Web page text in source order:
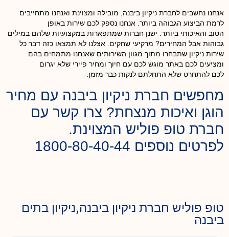
אנחנו נחשבים לחברת ניקיון ביבנה, מובילה ומצוינת ואנחנו מתחייבים
לרמת הביצוע הגבוהה ביותר. אנחנו נספק לכם שירות באופן
הטוב והאיכותי ביותר. ישנן חברות שמתפארות במקצועיות שלהם במילים
גבוהות אבל המחירים? מרקיעי שחקים. אצלנו לא תמצאו כזה דבר כל
שירות ניקיון שתבחרו מתוך מגוון השירותים שאנחנו מתמחים בהם
ומציעים לכם באתר מוגש לכם עם חיוך ומחיר פיירי שלא יגרום
לכם להתחרט שלא התחלתם לנקות כבר מזמן.
מחפשים חברת ניקיון ביבנה עם מחיר
הוגן ואיכות מנצחת? צרו קשר עם
חברת טופ פוליש המצוינת.
לפרטים נוספים 1800-80-40-44
טופ פוליש חברת ניקיון ביבנה,ניקיון בתים
ביבנה